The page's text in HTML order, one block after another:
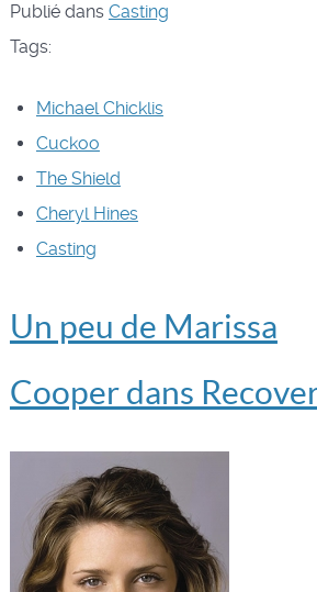
Publié dans Casting
Tags:
Michael Chicklis
Cuckoo
The Shield
Cheryl Hines
Casting
Un peu de Marissa
Cooper dans